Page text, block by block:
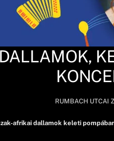
RUMBACH UTCAI
afrikai dallamok keleti